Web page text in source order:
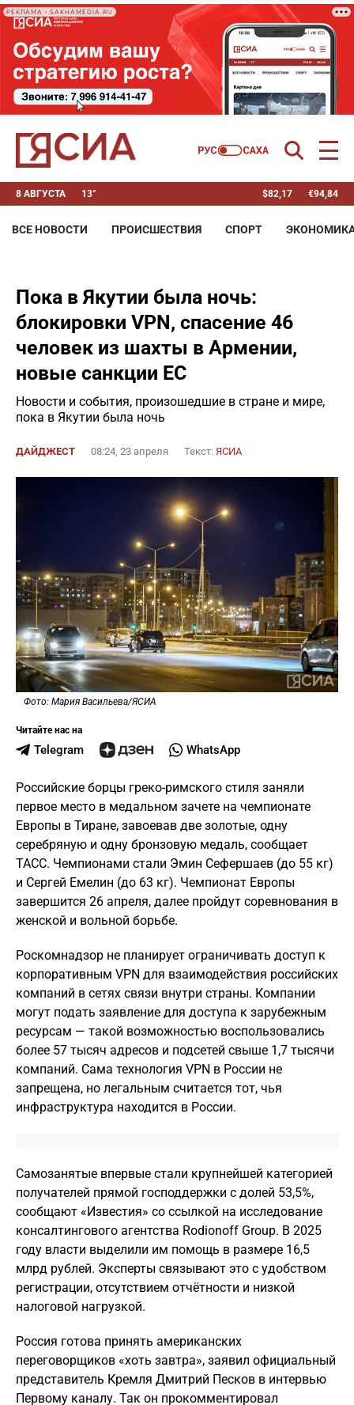
РЕКЛАМА • SAKHAMEDIA.RU
8 АВГУСТА 13° $82,17 €94,84
ВСЕ НОВОСТИ ПРОИСШЕСТВИЯ СПОРТ
Пока в Якутии была ночь:
блокировки VPN, спасение 46
человек из шахты в Армении,
новые санкции ЕС
Новости и события, произошедшие в стране и мире,
пока в Якутии была ночь
ДАЙДЖЕСТ 08:24, 23 апреля Текст: ЯСИА
Фото: Мария Васильева/ЯСИА
Читайте нас на
Telegram WhatsApp
Российские борцы греко-римского стиля заняли
первое место в медальном зачете на чемпионате
Европы в Тиране, завоевав две золотые, одну
серебряную и одну бронзовую медаль, сообщает
ТАСС. Чемпионами стали Эмин Сефершаев (до 55 кг)
и Сергей Емелин (до 63 кг). Чемпионат Европы
завершится 26 апреля, далее пройдут соревнования в
женской и вольной борьбе.
Роскомнадзор не планирует ограничивать доступ к
корпоративным VPN для взаимодействия российских
компаний в сетях связи внутри страны. Компании
могут подать заявление для доступа к зарубежным
ресурсам — такой возможностью воспользовались
более 57 тысяч адресов и подсетей свыше 1,7 тысячи
компаний. Сама технология VPN в России не
запрещена, но легальным считается тот, чья
инфраструктура находится в России.
Самозанятые впервые стали крупнейшей категорией
получателей прямой господдержки с долей 53,5%,
сообщают «Известия» со ссылкой на исследование
консалтингового агентства Rodionoff Group. В 2025
году власти выделили им помощь в размере 16,5
млрд рублей. Эксперты связывают это с удобством
регистрации, отсутствием отчётности и низкой
налоговой нагрузкой.
Россия готова принять американских
переговорщиков «хоть завтра», заявил официальный
представитель Кремля Дмитрий Песков в интервью
Первому каналу. Так он прокомментировал